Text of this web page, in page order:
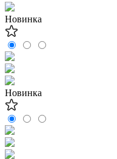
Новинка
Новинка